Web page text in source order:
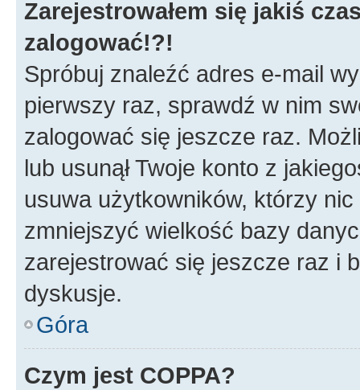
Zarejestrowałem się jakiś
zalogować!?!
Spróbuj znaleźć adres e-mail
pierwszy raz, sprawdź w nim
zalogować się jeszcze raz.
lub usunął Twoje konto z
usuwa użytkowników, którzy
zmniejszyć wielkość bazy
zarejestrować się jeszcze raz i
dyskusje.
Góra
Czym jest COPPA?